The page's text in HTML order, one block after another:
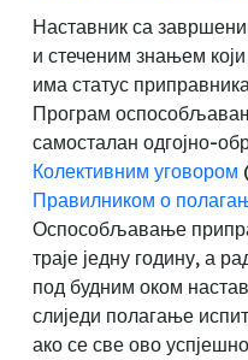
Наставник са
и стеченим знањем
има статус
Програм
самосталан одгојно-
Колективним уговором
Правилником о
Оспособљавање
траје једну годину, а
под будним оком
слиједи полагање
ако се све ово